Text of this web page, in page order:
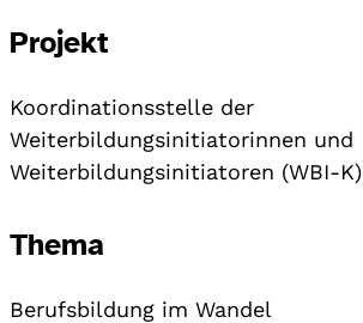
Projekt
Koordinationsstelle der
Weiterbildungsinitiatorinnen und
Weiterbildungsinitiatoren (WBI-K)
Thema
Berufsbildung im Wandel